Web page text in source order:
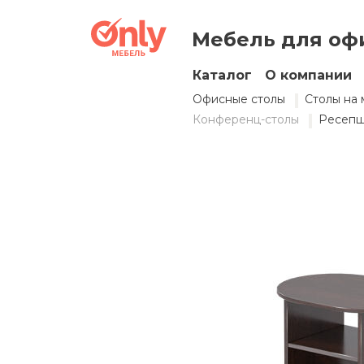
Мебель для
Каталог О компании
Офисные столы
Столы на
Конференц-столы
Столик